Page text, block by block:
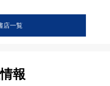
店一覧
報